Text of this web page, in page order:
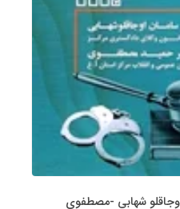
شهابی -مصطفوی